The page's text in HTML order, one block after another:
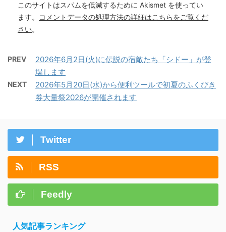
このサイトはスパムを低減するために Akismet を使ってい
ます。
コメントデータの処理方法の詳細はこちらをご覧くだ
さい。
PREV
2026年6月2日(火)に伝説の宿敵たち「シドー」が登
場します
NEXT
2026年5月20日(水)から便利ツールで初夏のふくびき
券大量祭2026が開催されます
Twitter
RSS
Feedly
人気記事ランキング